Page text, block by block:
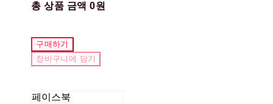
총 상품 금액 0원
구매하기
장바구니에 담기
페이스북